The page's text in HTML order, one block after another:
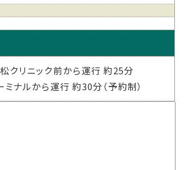
クリニック前から運行 約25分
ナルから運行 約30分（予約制）